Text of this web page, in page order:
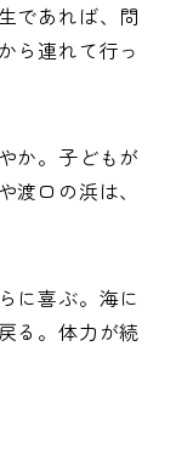
であれば、問
ら連れて行っ
か。子どもが
口の浜は、
に喜ぶ。海に
る。体力が続